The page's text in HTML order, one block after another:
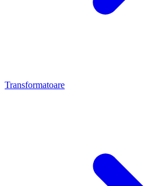
Transformatoare